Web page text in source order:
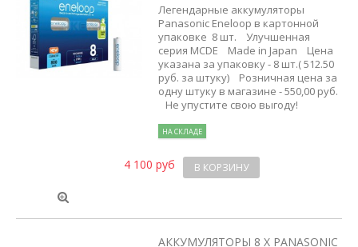
Легендарные аккумуляторы
Panasonic Eneloop в картонной
упаковке 8 шт. Улучшенная
серия MCDE Made in Japan Цена
указана за упаковку - 8 шт.( 512.50
руб. за штуку) Розничная цена за
одну штуку в магазине - 550,00 руб.
Не упустите свою выгоду!
НА СКЛАДЕ
4 100 руб В КОРЗИНУ
АККУМУЛЯТОРЫ 8 X PANASONIC